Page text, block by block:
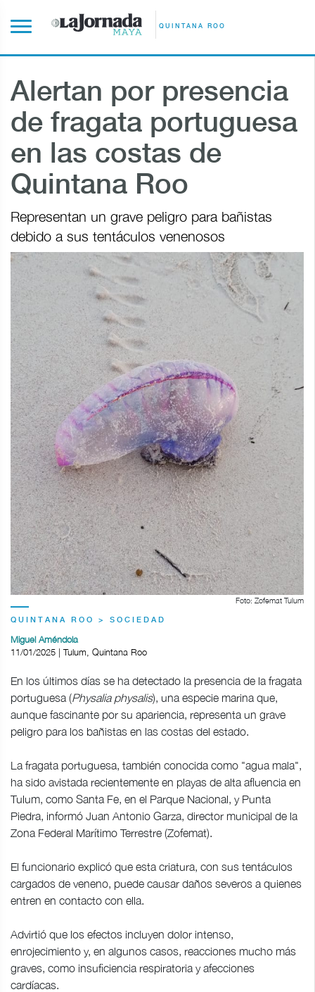
QUINTANA ROO
Alertan por presencia
de fragata portuguesa
en las costas de
Quintana Roo
Representan un grave peligro para bañistas
debido a sus tentáculos venenosos
Foto: Zofemat Tulum
QUINTANA ROO > SOCIEDAD
Miguel Améndola
11/01/2025 | Tulum, Quintana Roo
En los últimos días se ha detectado la presencia de la fragata
portuguesa (Physalia physalis), una especie marina que,
aunque fascinante por su apariencia, representa un grave
peligro para los bañistas en las costas del estado.
La fragata portuguesa, también conocida como "agua mala",
ha sido avistada recientemente en playas de alta afluencia en
Tulum, como Santa Fe, en el Parque Nacional, y Punta
Piedra, informó Juan Antonio Garza, director municipal de la
Zona Federal Marítimo Terrestre (Zofemat).
El funcionario explicó que esta criatura, con sus tentáculos
cargados de veneno, puede causar daños severos a quienes
entren en contacto con ella.
Advirtió que los efectos incluyen dolor intenso,
enrojecimiento y, en algunos casos, reacciones mucho más
graves, como insuficiencia respiratoria y afecciones
cardíacas.